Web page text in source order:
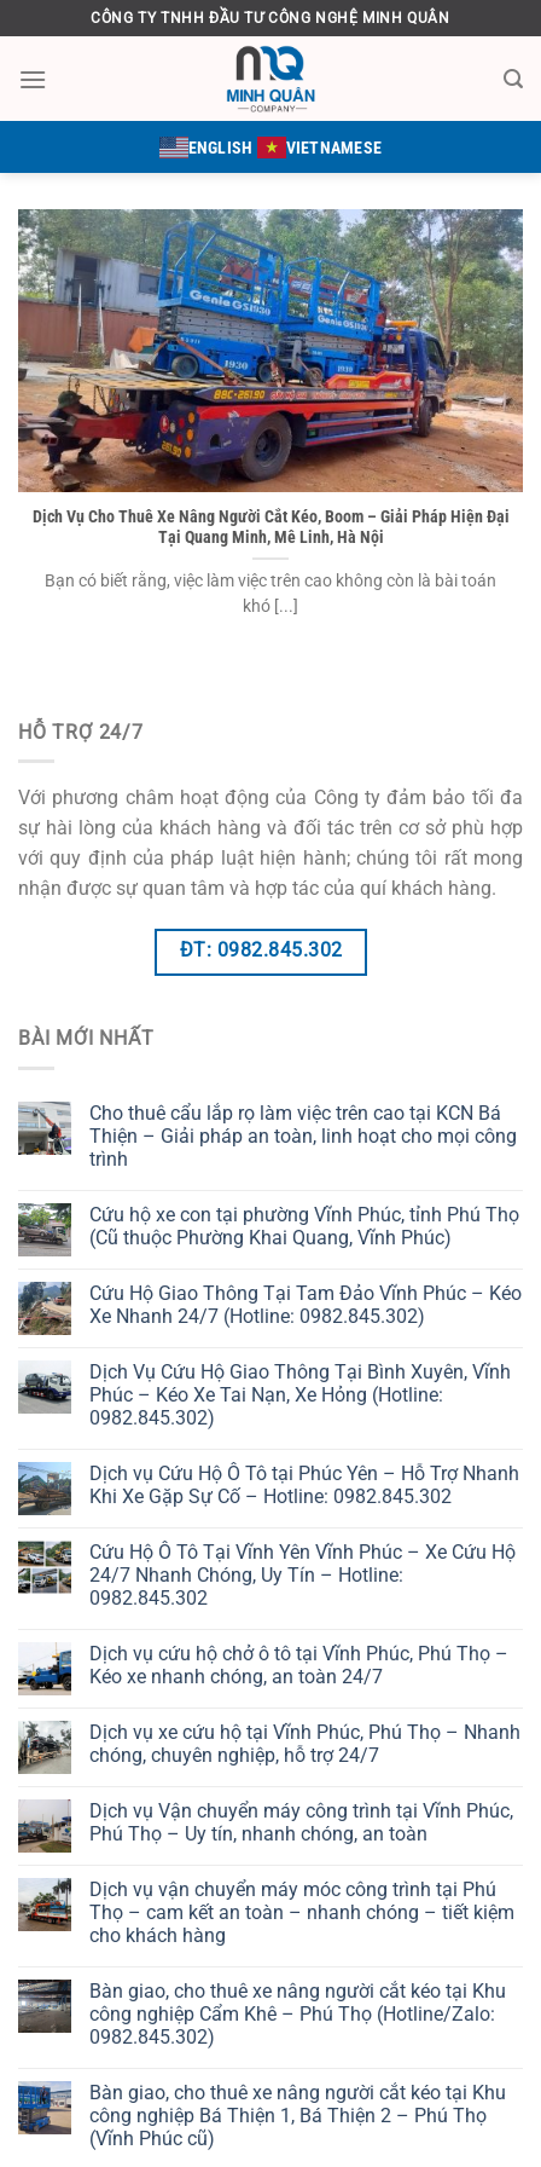
qua
nội
CÔNG TY TNHH ĐẦU TƯ CÔNG NGHỆ MINH QUÂN
ENGLISH VIETNAMESE
Dịch Vụ Cho Thuê Xe Nâng Người Cắt Kéo, Boom – Giải Pháp Hiện Đại
Tại Quang Minh, Mê Linh, Hà Nội
Bạn có biết rằng, việc làm việc trên cao không còn là bài toán
khó [...]
HỖ TRỢ 24/7
Với phương châm hoạt động của Công ty đảm bảo tối đa
sự hài lòng của khách hàng và đối tác trên cơ sở phù hợp
với quy định của pháp luật hiện hành; chúng tôi rất mong
nhận được sự quan tâm và hợp tác của quí khách hàng.
ĐT: 0982.845.302
BÀI MỚI NHẤT
Cho thuê cẩu lắp rọ làm việc trên cao tại KCN Bá
Thiện – Giải pháp an toàn, linh hoạt cho mọi công
trình
Cứu hộ xe con tại phường Vĩnh Phúc, tỉnh Phú Thọ
(Cũ thuộc Phường Khai Quang, Vĩnh Phúc)
Cứu Hộ Giao Thông Tại Tam Đảo Vĩnh Phúc – Kéo
Xe Nhanh 24/7 (Hotline: 0982.845.302)
Dịch Vụ Cứu Hộ Giao Thông Tại Bình Xuyên, Vĩnh
Phúc – Kéo Xe Tai Nạn, Xe Hỏng (Hotline:
0982.845.302)
Dịch vụ Cứu Hộ Ô Tô tại Phúc Yên – Hỗ Trợ Nhanh
Khi Xe Gặp Sự Cố – Hotline: 0982.845.302
Cứu Hộ Ô Tô Tại Vĩnh Yên Vĩnh Phúc – Xe Cứu Hộ
24/7 Nhanh Chóng, Uy Tín – Hotline:
0982.845.302
Dịch vụ cứu hộ chở ô tô tại Vĩnh Phúc, Phú Thọ –
Kéo xe nhanh chóng, an toàn 24/7
Dịch vụ xe cứu hộ tại Vĩnh Phúc, Phú Thọ – Nhanh
chóng, chuyên nghiệp, hỗ trợ 24/7
Dịch vụ Vận chuyển máy công trình tại Vĩnh Phúc,
Phú Thọ – Uy tín, nhanh chóng, an toàn
Dịch vụ vận chuyển máy móc công trình tại Phú
Thọ – cam kết an toàn – nhanh chóng – tiết kiệm
cho khách hàng
Bàn giao, cho thuê xe nâng người cắt kéo tại Khu
công nghiệp Cẩm Khê – Phú Thọ (Hotline/Zalo:
0982.845.302)
Bàn giao, cho thuê xe nâng người cắt kéo tại Khu
công nghiệp Bá Thiện 1, Bá Thiện 2 – Phú Thọ
(Vĩnh Phúc cũ)